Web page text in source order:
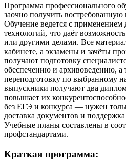
Программа профессионального
заочно получить
Обучение ведется с
технологий, что даёт
или другими делами. Все
кабинете, а экзамены и зачёты
получают подготовку
обеспечению и архивоведению, а
переподготовку по выбранному
выпускники получают два
повышает их
без ЕГЭ и конкурса — нужен
доставка документов и
Учебные планы составлены в
профстандартами.
Краткая программа: